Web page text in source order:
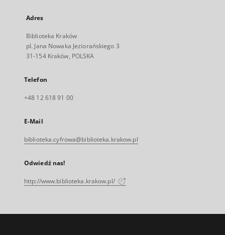
Adres
Biblioteka Kraków
pl. Jana Nowaka Jeziorańskiego 3
31-154 Kraków, POLSKA
Telefon
+48 12 618 91 00
E-Mail
biblioteka.cyfrowa@biblioteka.krakow.pl
Odwiedź nas!
http://www.biblioteka.krakow.pl/